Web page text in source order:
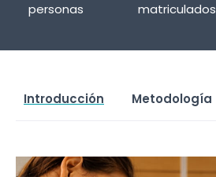
personas
matriculados
Introducción Metodología